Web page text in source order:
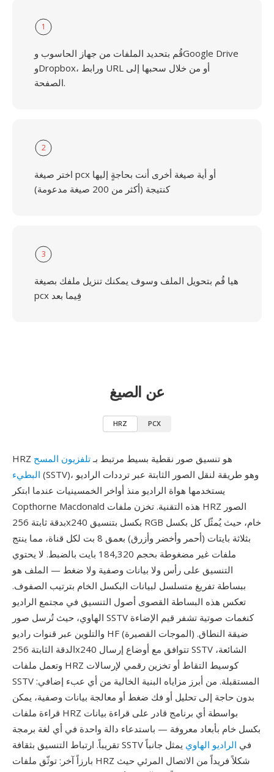
1
قُم بتحديد الملفات من جهاز الحاسوب وGoogle Drive
وDropbox، ورابط URL أو من خلال سحبها إلى
الصفحة.
2
اختر صيغة pcx أو أية صيغة أخرى أنت بحاجةٍ إليها
كنتيجة (أكثر من 200 صيغة مدعومة)
3
هيا قُم بتحويل الملف وسوف يمكنك تنزيل ملفك بصيغة
pcx فِيما بعد
عن الصيغ
HRZ PCX
HRZ هو تنسيق صور نقطية بسيط مرتبط بـتلفزيون المسح
البطيء (SSTV)، وهو طريقة لنقل الصور الثابتة عبر ترددات الراديو
يستخدمها هواة الراديو منذ أواخر الخمسينيات عندما ابتكر
Copthorne Macdonald هذه التقنية. تخزن ملفات HRZ الصور
بدقة ثابتة 256x240 بكسل بتنسيق RGB خام، حيث يُمثّل كل بكسل
بثلاثة بايتات (أحمر وأخضر وأزرق) بعمق 8 بت لكل قناة، مما ينتج
ملفات غير مضغوطة بحجم 184,320 بايت بالضبط. لا يحتوي
التنسيق على رأس ولا بيانات وصفية ولا ضغط — الملف هو
ببساطة تفريغ متسلسل لبيانات البكسل الخام بترتيب الصفوف.
تعكس هذه البساطة القصوى أصول التنسيق في مجتمع الراديو
الهاوي، حيث تُرسل صور SSTV كنغمات صوتية تشفر قيم الإضاءة
والتلوين عبر قنوات راديو HF (الموجات القصيرة) ضيقة النطاق.
الدقة الثابتة 256x240 تتوافق مع أوضاع إرسال SSTV الشائعة،
وتعمل ملفات HRZ كوسيط التقاط أو تخزين رقمي لإرسالات
SSTV المستقبلة. من أبرز مزاياه البنية الخالية من أي عبء إضافي:
بدون حاجة إلى تحليل أو فك ضغط أو معالجة بيانات وصفية، يمكن
قراءة ملفات HRZ بواسطة أي برنامج قادر على قراءة بيانات
بكسل خام بأبعاد معروفة — باستدعاء دالة واحدة في أي لغة برمجة
تقريباً. ارتباط التنسيق بثقافة SSTV في الراديو الهاوي يمثل جانباً
بارزاً آخر: توثّق ملفات HRZ شكلاً فريداً من الاتصال المرئي حيث